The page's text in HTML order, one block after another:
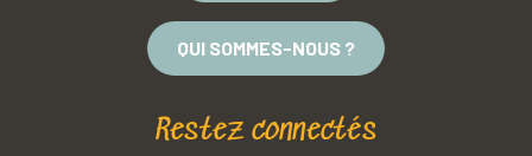
QUI SOMMES-NOUS ?
Restez connectés